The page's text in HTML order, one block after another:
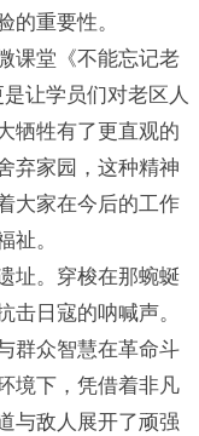
的重要性。
课堂《不能忘记老
让学员们对老区人
牺牲有了更直观的
弃家园，这种精神
大家在今后的工作
祉。
址。穿梭在那蜿蜒
击日寇的呐喊声。
群众智慧在革命斗
境下，凭借着非凡
与敌人展开了顽强